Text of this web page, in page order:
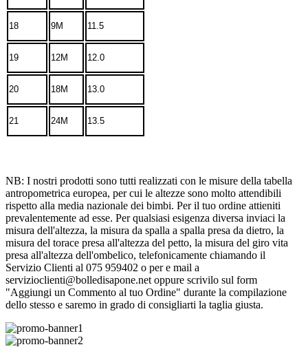
18 9M 11.5
19 12M 12.0
20 18M 13.0
21 24M 13.5
NB: I nostri prodotti sono tutti realizzati con le misure della tabella
antropometrica europea, per cui le altezze sono molto attendibili
rispetto alla media nazionale dei bimbi. Per il tuo ordine attieniti
prevalentemente ad esse. Per qualsiasi esigenza diversa inviaci la
misura dell'altezza, la misura da spalla a spalla presa da dietro, la
misura del torace presa all'altezza del petto, la misura del giro vita
presa all'altezza dell'ombelico, telefonicamente chiamando il
Servizio Clienti al 075 959402 o per e mail a
servizioclienti@bolledisapone.net oppure scrivilo sul form
"Aggiungi un Commento al tuo Ordine" durante la compilazione
dello stesso e saremo in grado di consigliarti la taglia giusta.